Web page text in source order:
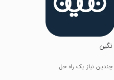
نگین
چندین نیاز یک راه حل